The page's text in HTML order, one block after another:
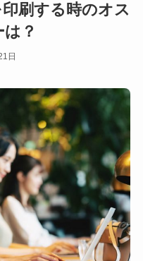
刷する時のオス
？
日